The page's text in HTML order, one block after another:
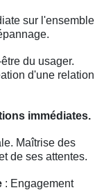
sur l'ensemble
du usager.
d'une relation
immédiates.
Maîtrise des
de ses attentes.
: Engagement